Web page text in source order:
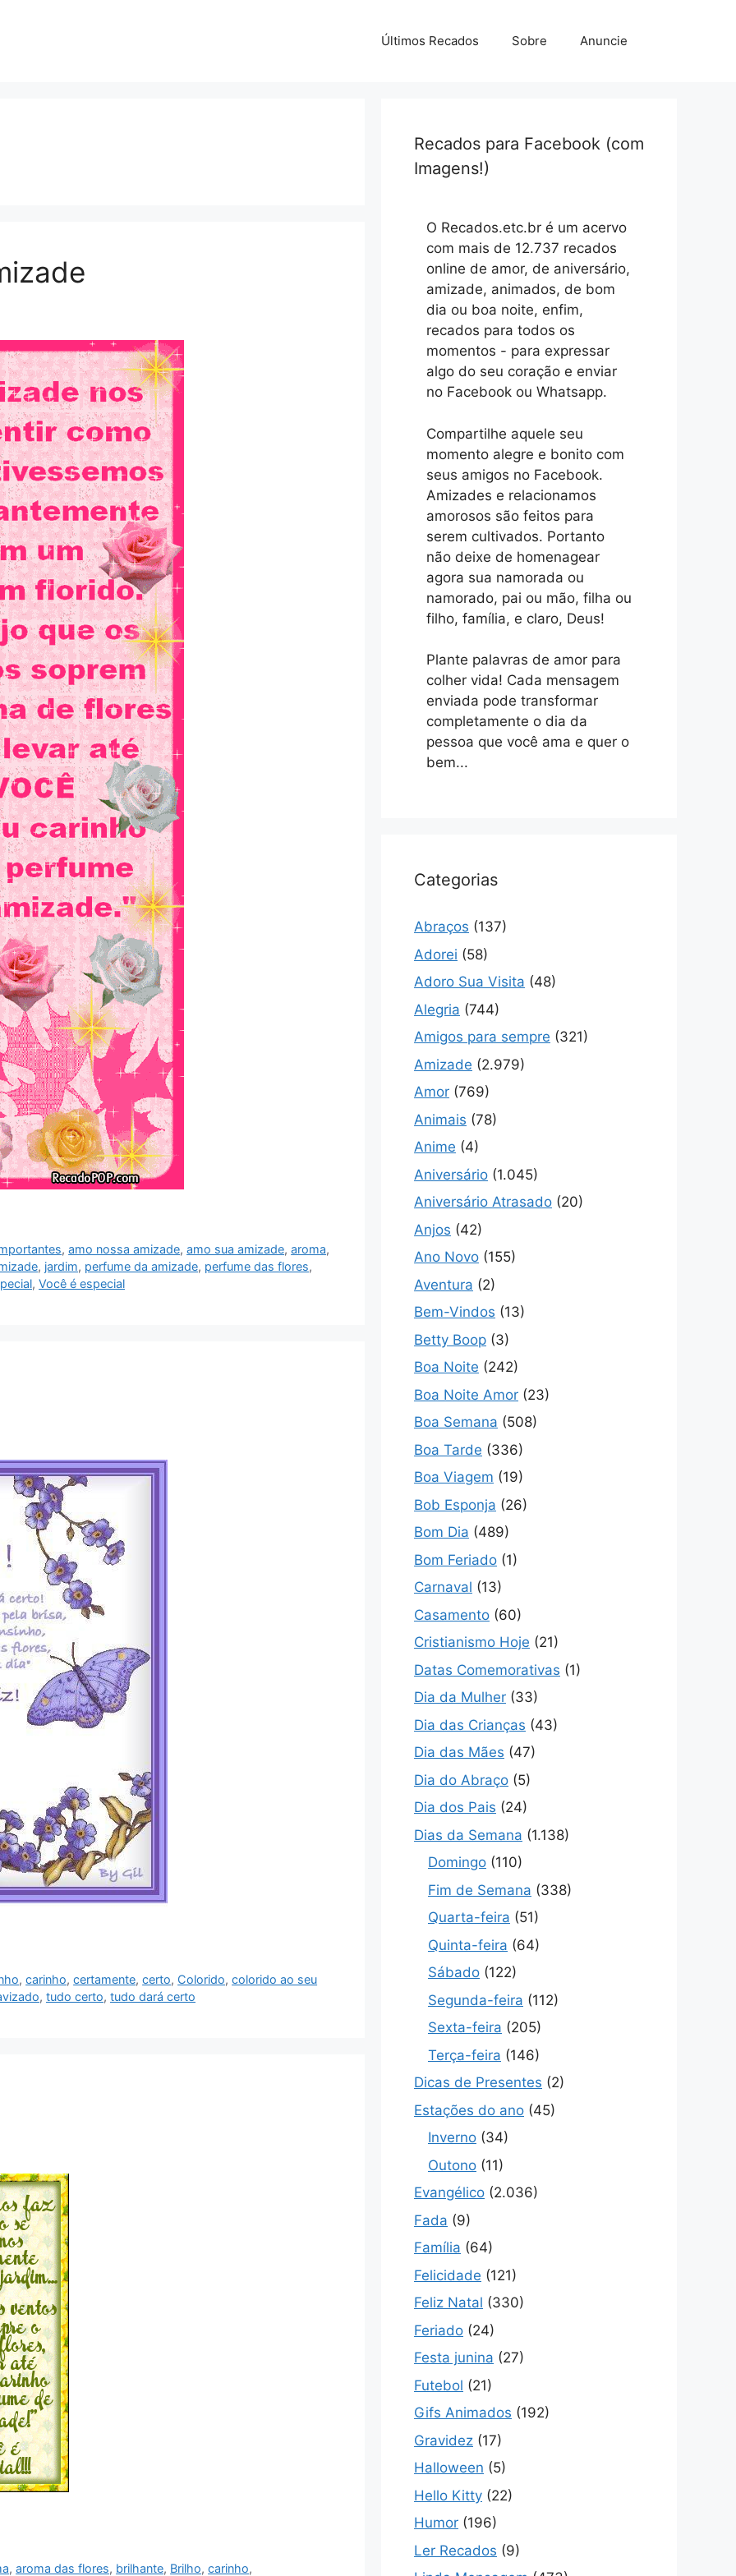
Últimos Recados Sobre Anuncie
,amo nossa amizade,amo sua amizade,aroma,
, jardim, perfume da amizade, perfume das flores,
, Você é especial
,carinho,certamente,certo, Colorido,colorido ao seu
, tudo certo, tudo dará certo
,aroma das flores, brilhante, Brilho,carinho,
Recados para Facebook (com
Imagens!)
O Recados.etc.br é um acervo
com mais de 12.737 recados
online de amor, de aniversário,
amizade, animados, de bom
dia ou boa noite, enfim,
recados para todos os
momentos - para expressar
algo do seu coração e enviar
no Facebook ou Whatsapp.
Compartilhe aquele seu
momento alegre e bonito com
seus amigos no Facebook.
Amizades e relacionamos
amorosos são feitos para
serem cultivados. Portanto
não deixe de homenagear
agora sua namorada ou
namorado, pai ou mão, filha ou
filho, família, e claro, Deus!
Plante palavras de amor para
colher vida! Cada mensagem
enviada pode transformar
completamente o dia da
pessoa que você ama e quer o
bem...
Categorias
Abraços (137)
Adorei (58)
Adoro Sua Visita (48)
Alegria (744)
Amigos para sempre (321)
Amizade (2.979)
Amor (769)
Animais (78)
Anime (4)
Aniversário (1.045)
Aniversário Atrasado (20)
Anjos (42)
Ano Novo (155)
Aventura (2)
Bem-Vindos (13)
Betty Boop (3)
Boa Noite (242)
Boa Noite Amor (23)
Boa Semana (508)
Boa Tarde (336)
Boa Viagem (19)
Bob Esponja (26)
Bom Dia (489)
Bom Feriado (1)
Carnaval (13)
Casamento (60)
Cristianismo Hoje (21)
Datas Comemorativas (1)
Dia da Mulher (33)
Dia das Crianças (43)
Dia das Mães (47)
Dia do Abraço (5)
Dia dos Pais (24)
Dias da Semana (1.138)
Domingo (110)
Fim de Semana (338)
Quarta-feira (51)
Quinta-feira (64)
Sábado (122)
Segunda-feira (112)
Sexta-feira (205)
Terça-feira (146)
Dicas de Presentes (2)
Estações do ano (45)
Inverno (34)
Outono (11)
Evangélico (2.036)
Fada (9)
Família (64)
Felicidade (121)
Feliz Natal (330)
Feriado (24)
Festa junina (27)
Futebol (21)
Gifs Animados (192)
Gravidez (17)
Halloween (5)
Hello Kitty (22)
Humor (196)
Ler Recados (9)